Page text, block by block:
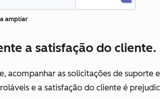
ampliar
a satisfação do cliente.
acompanhar as solicitações de
e a satisfação do cliente é